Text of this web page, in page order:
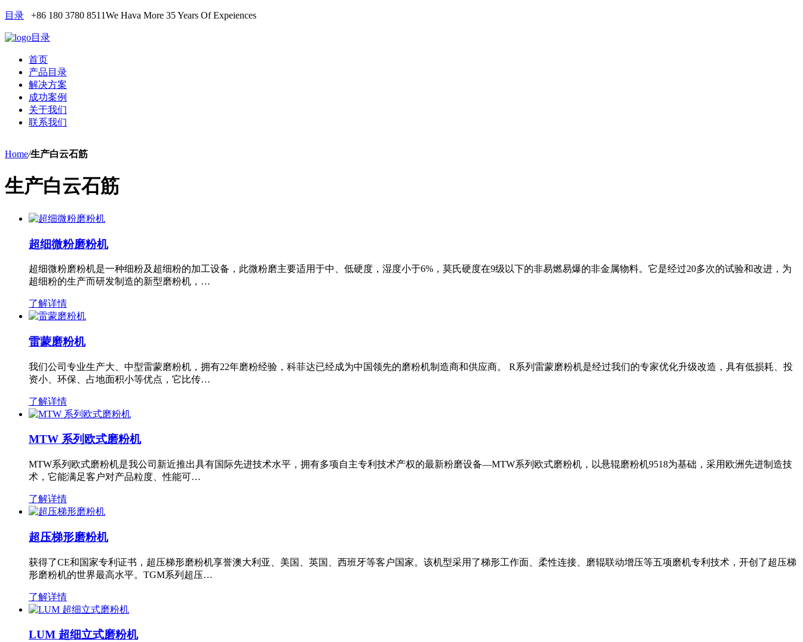
目录 +86 180 3780 8511We Hava More 35 Years Of Expeiences
目录
首页
产品目录
解决方案
成功案例
关于我们
联系我们
Home/生产白云石筋
生产白云石筋
超细微粉磨粉机
超细微粉磨粉机是一种细粉及超细粉的加工设备，此微粉磨主要适用于中、低硬度，湿度小于6%，莫氏硬度在9级以下的非易燃易爆的非金属物料。它是经过20多次的试验和改进，为
超细粉的生产而研发制造的新型磨粉机，…
了解详情
雷蒙磨粉机
我们公司专业生产大、中型雷蒙磨粉机，拥有22年磨粉经验，科菲达已经成为中国领先的磨粉机制造商和供应商。 R系列雷蒙磨粉机是经过我们的专家优化升级改造，具有低损耗、投
资小、环保、占地面积小等优点，它比传…
了解详情
MTW 系列欧式磨粉机
MTW系列欧式磨粉机是我公司新近推出具有国际先进技术水平，拥有多项自主专利技术产权的最新粉磨设备—MTW系列欧式磨粉机，以悬辊磨粉机9518为基础，采用欧洲先进制造技
术，它能满足客户对产品粒度、性能可…
了解详情
超压梯形磨粉机
获得了CE和国家专利证书，超压梯形磨粉机享誉澳大利亚、美国、英国、西班牙等客户国家。该机型采用了梯形工作面、柔性连接、磨辊联动增压等五项磨机专利技术，开创了超压梯
形磨粉机的世界最高水平。TGM系列超压…
了解详情
LUM 超细立式磨粉机